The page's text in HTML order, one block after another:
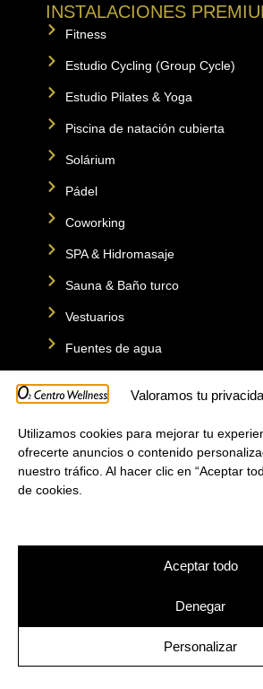
Valoramos tu
Utilizamos cookies para mejorar tu
ofrecerte anuncios o contenido
nuestro tráfico. Al hacer clic en “Aceptar
de cookies.
Aceptar todo
Denegar
Personalizar
INSTALACIONES
Fitness
Estudio Cycling (Group Cycle)
Estudio Pilates & Yoga
Piscina de natación cubierta
Solárium
Pádel
Coworking
SPA & Hidromasaje
Sauna & Baño turco
Vestuarios
Fuentes de agua
ZONA FITNESS
Asesoramiento técnico en Fitness
Zona de cardio
Zona de estiramientos
Zona de entrenamiento outdoor